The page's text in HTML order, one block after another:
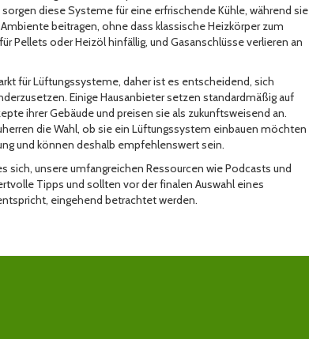
diese Systeme für eine erfrischende Kühle, während sie
beitragen, ohne dass klassische Heizkörper zum
Pellets oder Heizöl hinfällig, und Gasanschlüsse verlieren an
für Lüftungssysteme, daher ist es entscheidend, sich
Einige Hausanbieter setzen standardmäßig auf
ihrer Gebäude und preisen sie als zukunftsweisend an.
die Wahl, ob sie ein Lüftungssystem einbauen möchten
und können deshalb empfehlenswert sein.
unsere umfangreichen Ressourcen wie Podcasts und
Tipps und sollten vor der finalen Auswahl eines
eingehend betrachtet werden.